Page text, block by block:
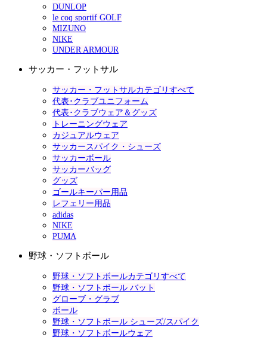
DUNLOP
le coq sportif GOLF
MIZUNO
NIKE
UNDER ARMOUR
サッカー・フットサル
サッカー・フットサルカテゴリすべて
代表･クラブユニフォーム
代表･クラブウェア＆グッズ
トレーニングウェア
カジュアルウェア
サッカースパイク・シューズ
サッカーボール
サッカーバッグ
グッズ
ゴールキーパー用品
レフェリー用品
adidas
NIKE
PUMA
野球・ソフトボール
野球・ソフトボールカテゴリすべて
野球・ソフトボール バット
グローブ・グラブ
ボール
野球・ソフトボール シューズ/スパイク
野球・ソフトボールウェア